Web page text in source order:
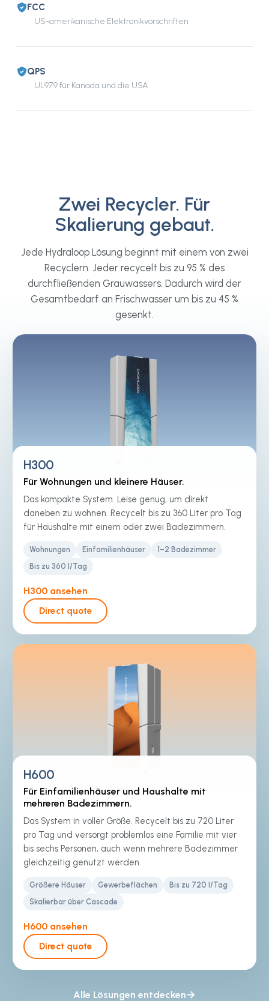
FCC
US-amerikanische Elektronikvorschriften
QPS
UL979 für Kanada und die USA
Zwei Recycler. Für
Skalierung gebaut.
Jede Hydraloop Lösung beginnt mit einem von zwei
Recyclern. Jeder recycelt bis zu 95 % des
durchfließenden Grauwassers. Dadurch wird der
Gesamtbedarf an Frischwasser um bis zu 45 %
gesenkt.
H300
Für Wohnungen und kleinere Häuser.
Das kompakte System. Leise genug, um direkt
daneben zu wohnen. Recycelt bis zu 360 Liter pro Tag
für Haushalte mit einem oder zwei Badezimmern.
Wohnungen Einfamilienhäuser
1–2 Badezimmer
Bis zu 360 l/Tag
H300 ansehen
Direct quote
H600
Für Einfamilienhäuser und Haushalte mit
mehreren Badezimmern.
Das System in voller Größe. Recycelt bis zu 720 Liter
pro Tag und versorgt problemlos eine Familie mit vier
bis sechs Personen, auch wenn mehrere Badezimmer
gleichzeitig genutzt werden.
Größere Häuser Gewerbeflächen
Bis zu 720 l/Tag
Skalierbar über Cascade
H600 ansehen
Direct quote
Alle Lösungen entdecken